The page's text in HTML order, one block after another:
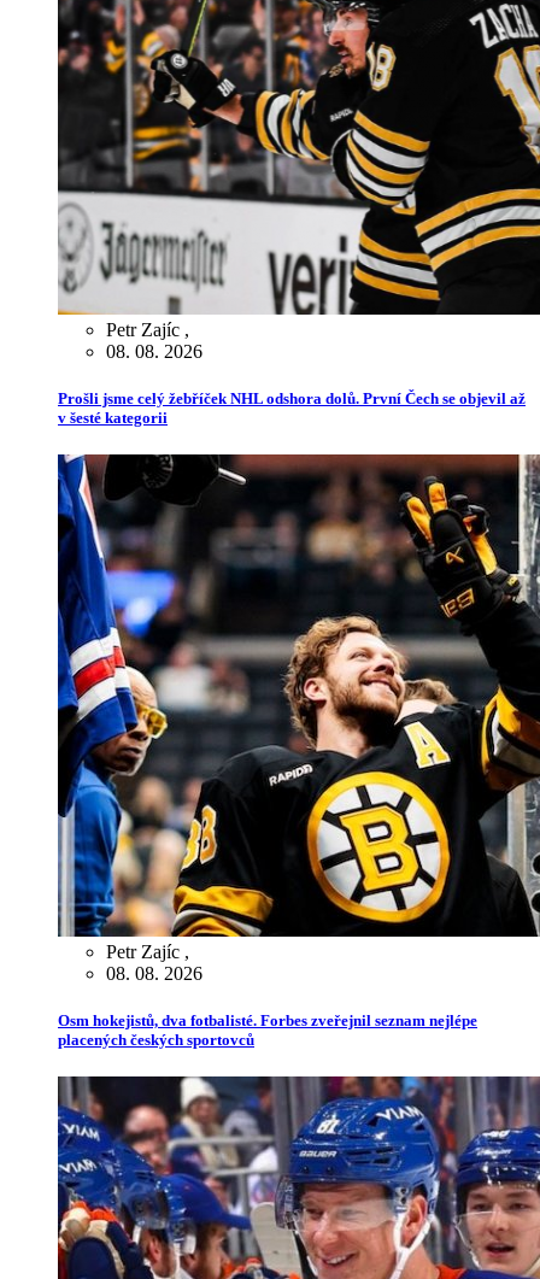
Petr Zajíc ,
08. 08. 2026
Prošli jsme celý žebříček NHL odshora dolů. První Čech se objevil až
v šesté kategorii
Petr Zajíc ,
08. 08. 2026
Osm hokejistů, dva fotbalisté. Forbes zveřejnil seznam nejlépe
placených českých sportovců